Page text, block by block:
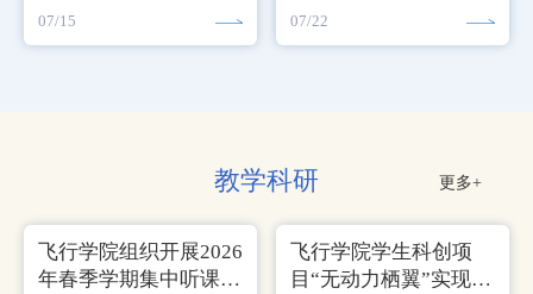
逾百中学生体验模拟飞
行
07/15
尔本CAE航校暑期研学
活动圆满结束
07/22
教学科研 更多+
飞行学院组织开展2026
年春季学期集中听课工
飞行学院学生科创项
目“无动力栖翼”实现关